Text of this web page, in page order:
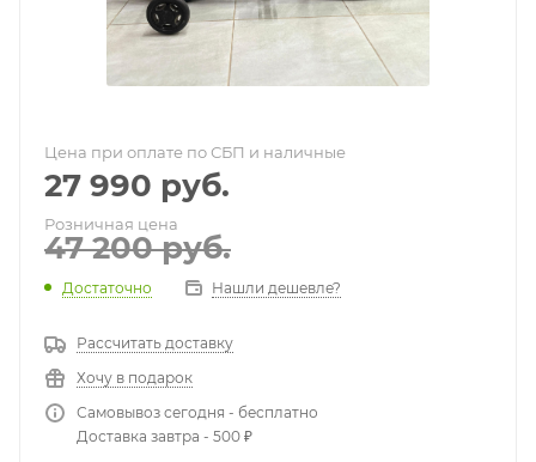
Цена при оплате по СБП и наличные
27 990 руб.
Розничная цена
47 200руб.
Достаточно Нашли дешевле?
Рассчитать доставку
Хочу в подарок
Самовывоз сегодня - бесплатно
Доставка завтра - 500 ₽